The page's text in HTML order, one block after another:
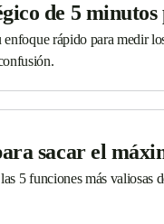
de 5
rápido para medir
sacar el
5 funciones más valiosas